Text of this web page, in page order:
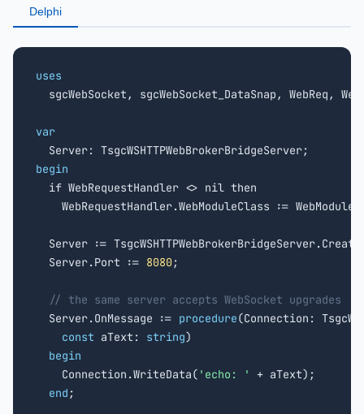
Delphi
uses
sgcWebSocket, sgcWebSocket_DataSnap, WebReq,
var
begin
if WebRequestHandler <> nil then
WebRequestHandler.WebModuleClass :=
Server :=
  Server.Port :=
8080 ;
// the same server accepts WebSocket upgrades
  Server.OnMessage :=
procedure(Connection:
const aText: string)
begin
    Connection.WriteData(
'echo: '
+ aText);
end ;